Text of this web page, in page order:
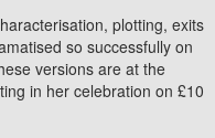
plotting, exits
so successfully on
versions are at the
in her celebration on £10